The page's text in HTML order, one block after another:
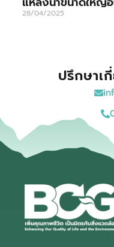
28/04/2025
ปรึกษาเ